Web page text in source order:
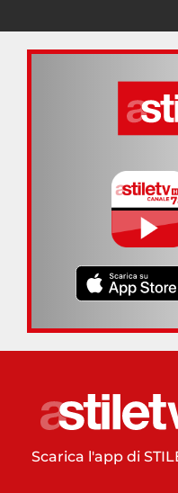
Scarica l'app di